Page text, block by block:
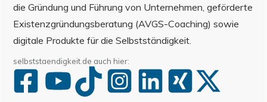
die Gründung und Führung von Unternehmen, geförderte
Existenzgründungsberatung (AVGS-Coaching) sowie
digitale Produkte für die Selbstständigkeit.
selbststaendigkeit.de auch hier: